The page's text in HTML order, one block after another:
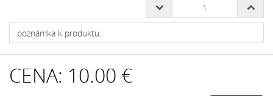
CENA: 10.00 €